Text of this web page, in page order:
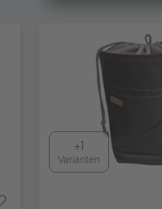
+1
Varianten